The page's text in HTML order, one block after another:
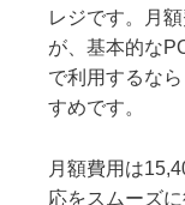
レジです。月
が、基本的な
で利用するな
すめです。
月額費用は
応をスムーズ